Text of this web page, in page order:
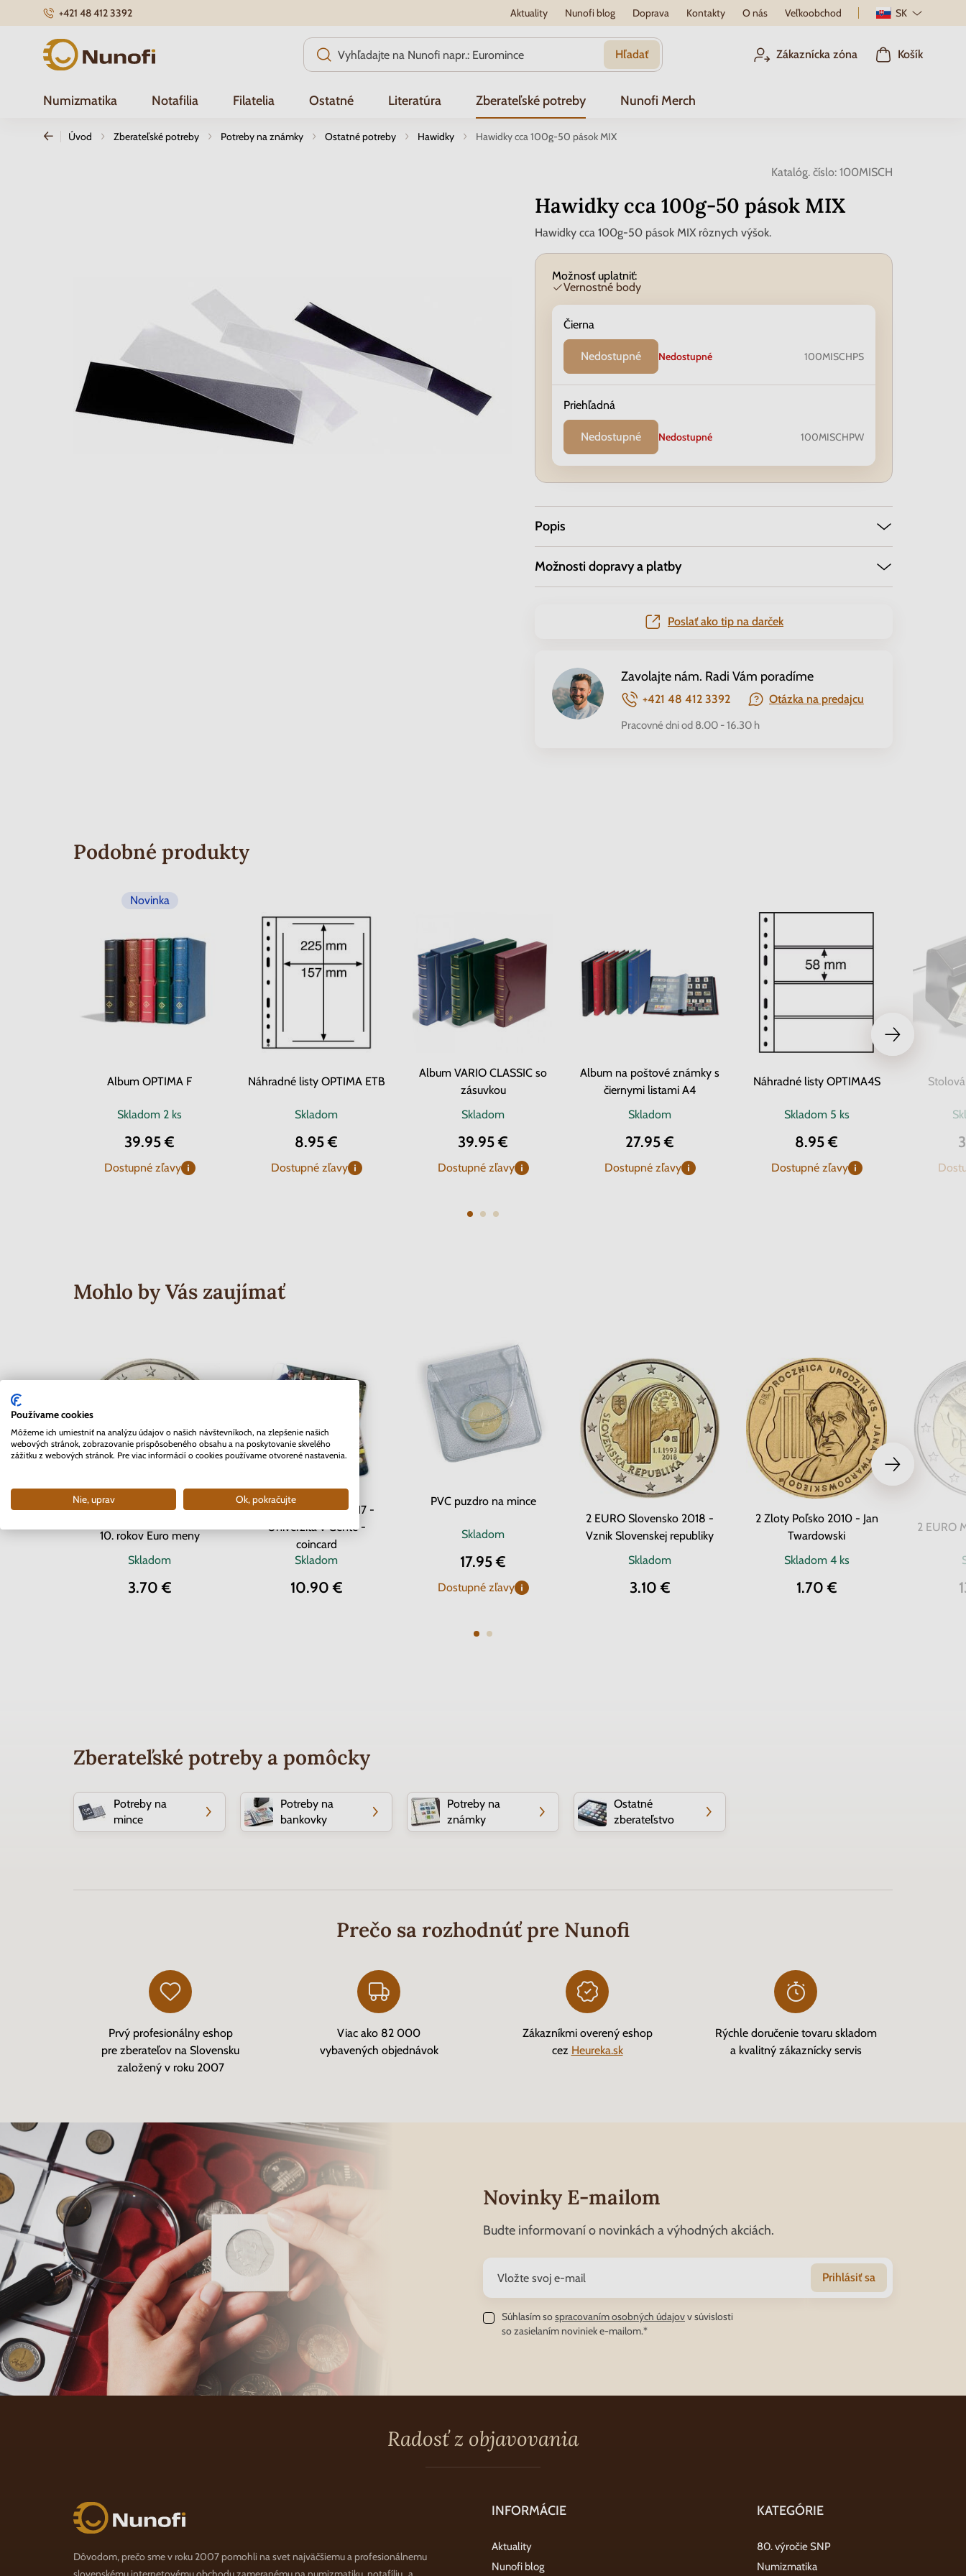
+421 48 412 3392 Aktuality Nunofi blog Doprava Kontakty O nás Veľkoobchod SK
Nunofi.sk Hľadať Zákaznícka zóna Košík
Numizmatika Notafilia Filatelia Ostatné Literatúra Zberateľské potreby Nunofi Merch
Úvod Zberateľské potreby Potreby na známky Ostatné potreby Hawidky Hawidky cca 100g-50 pások MIX
Katalóg. číslo: 100MISCH
Hawidky cca 100g-50 pások MIX
Hawidky cca 100g-50 pások MIX rôznych výšok.
Možnosť uplatniť:
Vernostné body
Čierna
Nedostupné Nedostupné 100MISCHPS
Priehľadná
Nedostupné Nedostupné 100MISCHPW
Popis
Možnosti dopravy a platby
Poslať ako tip na darček
Zavolajte nám. Radi Vám poradíme
+421 48 412 3392 Otázka na predajcu
Pracovné dni od 8.00 - 16.30 h
Podobné produkty
Novinka
Album OPTIMA F
Skladom 2 ks
39.95 €
Dostupné zľavy
Náhradné listy OPTIMA ETB
Skladom
8.95 €
Dostupné zľavy
Album VARIO CLASSIC so
zásuvkou
Skladom
39.95 €
Dostupné zľavy
Album na poštové známky s
čiernymi listami A4
Skladom
27.95 €
Dostupné zľavy
Náhradné listy OPTIMA4S
Skladom 5 ks
8.95 €
Dostupné zľavy
Mohlo by Vás zaujímať
10. rokov Euro meny
Skladom
3.70 €
2 EURO Belgicko 2017 -
Univerzita v Gente -
coincard
Skladom
10.90 €
PVC puzdro na mince
Skladom
17.95 €
Dostupné zľavy
2 EURO Slovensko 2018 -
Vznik Slovenskej republiky
Skladom
3.10 €
2 Zloty Poľsko 2010 - Jan
Twardowski
Skladom 4 ks
1.70 €
2 EURO
Zberateľské potreby a pomôcky
Potreby na
mince
Potreby na
bankovky
Potreby na
známky
Ostatné
zberateľstvo
Prečo sa rozhodnúť pre Nunofi
Prvý profesionálny eshop
pre zberateľov na Slovensku
založený v roku 2007
Viac ako 82 000
vybavených objednávok
Zákazníkmi overený eshop
cez Heureka.sk
Rýchle doručenie tovaru skladom
a kvalitný zákaznícky servis
Novinky E-mailom
Budte informovaní o novinkách a výhodných akciách.
Prihlásiť sa
Súhlasím sospracovaním osobných údajovv súvislosti
so zasielaním noviniek e-mailom.*
Radosť z objavovania
Nunofi.sk
Dôvodom, prečo sme v roku 2007 pomohli na svet najväčšiemu a profesionálnemu
INFORMÁCIE
Aktuality
Nunofi blog
KATEGÓRIE
80. výročie SNP
Numizmatika
Používame cookies
Môžeme ich umiestniť na analýzu údajov o našich návštevníkoch, na zlepšenie našich
webových stránok, zobrazovanie prispôsobeného obsahu a na poskytovanie skvelého
zážitku z webových stránok. Pre viac informácií o cookies používame otvorené nastavenia.
Nie, uprav Ok, pokračujte